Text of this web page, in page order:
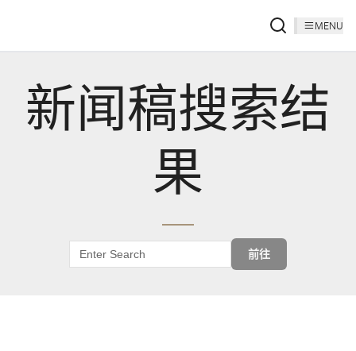
MENU
新闻稿搜索结
果
前往